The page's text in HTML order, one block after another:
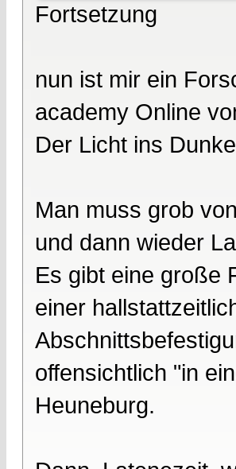
Fortsetzung
nun ist mir ein
academy Online
Der Licht ins
Man muss grob
und dann wieder
Es gibt eine große
einer
offensichtlich "in
Heuneburg.